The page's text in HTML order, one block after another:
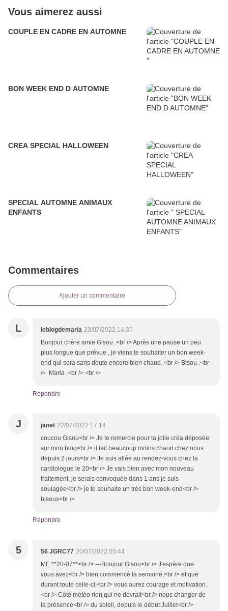
Vous aimerez aussi
COUPLE EN CADRE EN AUTOMNE
BON WEEK END D AUTOMNE
CREA SPECIAL HALLOWEEN
SPECIAL AUTOMNE ANIMAUX
ENFANTS
Commentaires
Ajouter un commentaire
L leblogdemaria 23/07/2022 14:35
Bonjour chère amie Gisou .<br /> Après une pause un peu
plus longue que prévue , je viens te souhaiter un bon week-
end qui sera sans doute encore bien chaud .<br /> Bisou .<br
/> Maria .<br /> <br />
Répondre
J janet 22/07/2022 17:14
coucou Gisou<br /> Je te remercie pour ta jolie créa déposée
sur mon blog<br /> il fait beaucoup moins chaud chez nous
depuis 2 jours<br /> Je suis allée au rendez-vous chez la
cardiologue le 20<br /> Je vais bien avec mon nouveau
traitement, je serais convoquée dans 1 ans je suis
soulagée<br /> je te souhaite un très bon week-end<br />
bisous<br />
Répondre
5 56 JGRC77 20/07/2022 05:44
ME **20-07**<br /> ---Bonjour Gisou<br /> J'espère que
vous avez<br /> bien commencé la semaine,<br /> et que
durant toute celle-ci,<br /> vous aurez courage et motivation.
<br /> Côté météo rien qui ne devrait<br /> nous changer de
la présence<br /> du soleil, depuis le début Juillet<br />